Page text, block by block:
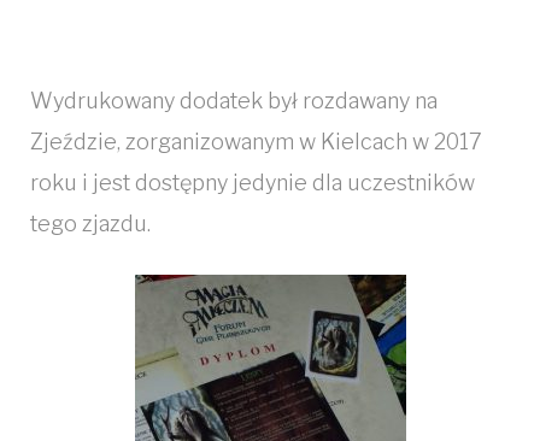
Wydrukowany dodatek był rozdawany na
Zjeździe, zorganizowanym w Kielcach w 2017
roku i jest dostępny jedynie dla uczestników
tego zjazdu.